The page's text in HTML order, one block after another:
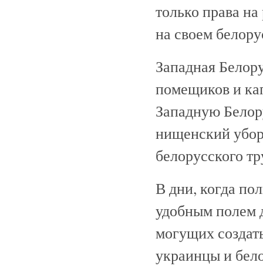
только права
на своем
Западная
помещиков и
Западную
нищенский
белорусского
В дни, когда
удобным полем
могущих
украинцы и